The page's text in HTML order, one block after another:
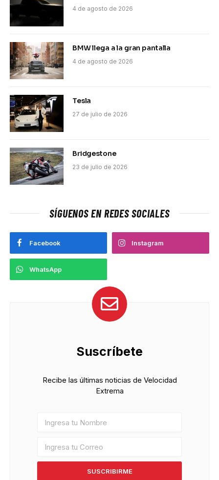
4 de agosto de 2026
BMW llega a la gran pantalla
4 de agosto de 2026
Tesla
27 de julio de 2026
Bridgestone
23 de julio de 2026
SÍGUENOS EN REDES SOCIALES
Facebook Instagram
WhatsApp
Suscríbete
Recibe las últimas noticias de Velocidad
Extrema
SUSCRIBIRME